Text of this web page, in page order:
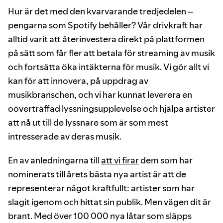
Hur är det med den kvarvarande tredjedelen –
pengarna som Spotify behåller? Vår drivkraft har
alltid varit att återinvestera direkt på plattformen
på sätt som får fler att betala för streaming av musik
och fortsätta öka intäkterna för musik. Vi gör allt vi
kan för att innovera, på uppdrag av
musikbranschen, och vi har kunnat leverera en
oöverträffad lyssningsupplevelse och hjälpa artister
att nå ut till de lyssnare som är som mest
intresserade av deras musik.
En av anledningarna till att vi firardem som har
nominerats till årets bästa nya artist är att de
representerar något kraftfullt: artister som har
slagit igenom och hittat sin publik. Men vägen dit är
brant. Med över 100 000 nya låtar som släpps